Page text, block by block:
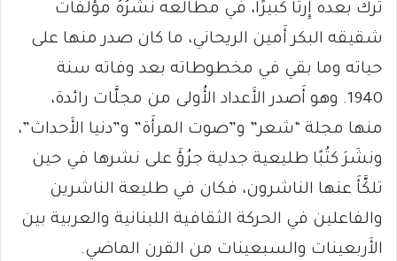
ترك بعده إِرثًا كبيرًا، في مطالعه نَشْرُهُ مؤَلفات
شقيقه البكر أَمين الريحاني، ما كان صدر منها على
حياته وما بقي في مخطوطاته بعد وفاته سنة
1940. وهو أَصدر الأَعداد الأُولى من مجلَّات رائدة،
منها مجلة “شعر” و”صوت المرأَة” و”دنيا الأَحداث”،
ونشَرَ كتُبًا طليعية جدلية جرُؤَ على نشرها في حين
تلكَّأَ عنها الناشرون، فكان في طليعة الناشرين
والفاعلين في الحركة الثقافية اللبنانية والعربية بين
الأَربعينات والسبعينات من القرن الماضي.